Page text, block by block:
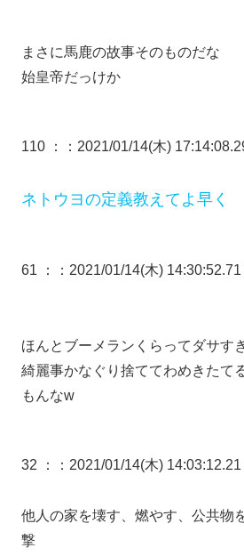
まさに馬鹿の故事そのものだな
始皇帝だっけか
110 ： ：2021/01/14(木)
ネトウヨの定義教えてよ早く
61 ： ：2021/01/14(木)
ほんとブーメランくらってダサす
綺麗事かなぐり捨ててわめきたて
もんなw
32 ： ：2021/01/14(木)
他人の家を壊す、燃やす、公共物
撃